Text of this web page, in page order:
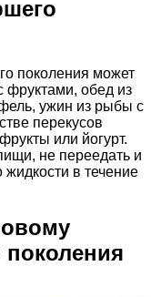
поколения может
фруктами, обед из
ужин из рыбы с
перекусов
или йогурт.
не переедать и
жидкости в течение